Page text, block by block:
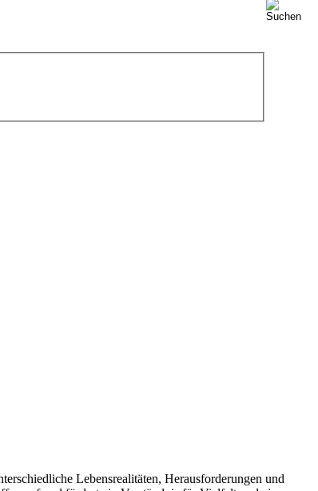
Lebensrealitäten, Herausforderungen und